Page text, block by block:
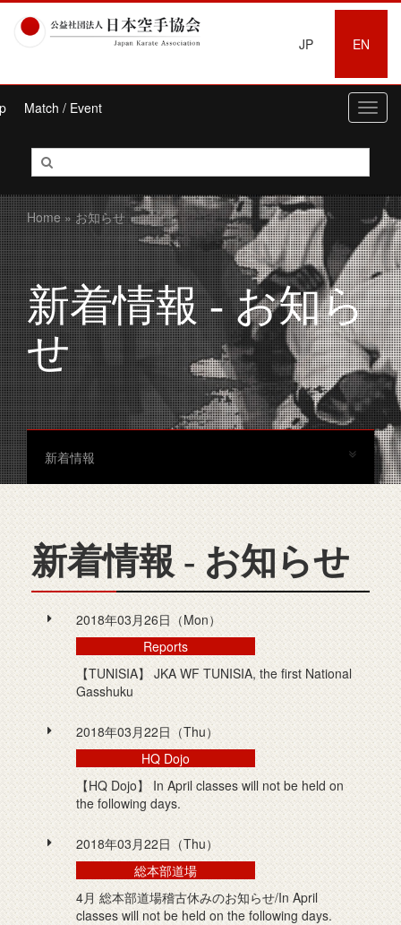
JP EN
Match / Event
Home» お知らせ
新着情報 - お知ら
せ
新着情報
新着情報 - お知らせ
2018年03月26日（Mon）
Reports
【TUNISIA】 JKA WF TUNISIA, the first National
Gasshuku
2018年03月22日（Thu）
HQ Dojo
【HQ Dojo】 In April classes will not be held on
the following days.
2018年03月22日（Thu）
総本部道場
4月 総本部道場稽古休みのお知らせ/In April
classes will not be held on the following days.